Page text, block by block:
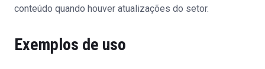
conteúdo quando houver atualizações do setor.
Exemplos de uso